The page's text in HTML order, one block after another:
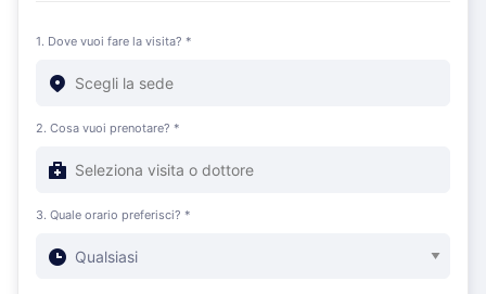
1. Dove vuoi fare la visita? *
2. Cosa vuoi prenotare? *
3. Quale orario preferisci? *